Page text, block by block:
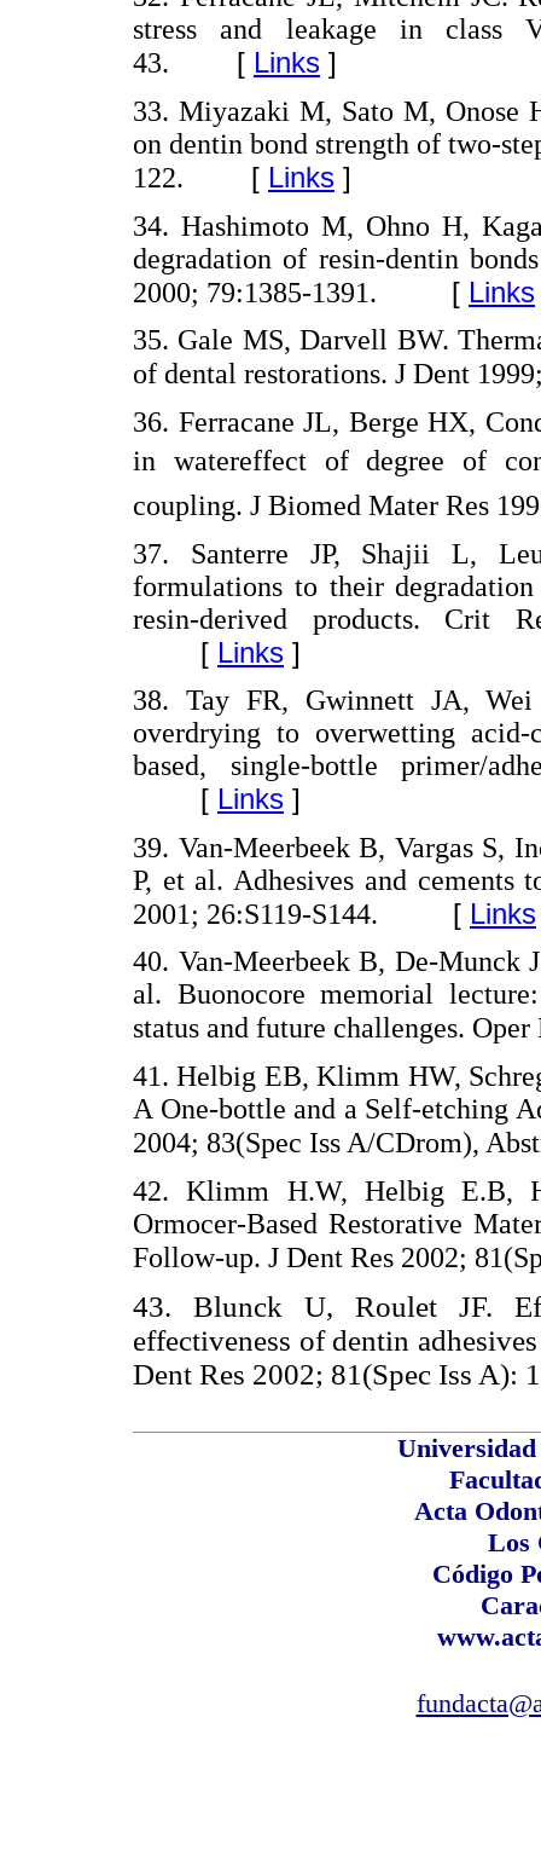
stress and leakage in class
43. [ Links ]
33. Miyazaki M, Sato M, Onose
on dentin bond strength of two-
122. [ Links ]
34. Hashimoto M, Ohno H,
degradation of resin-dentin
2000; 79:1385-1391.
[ Links
35. Gale MS, Darvell BW.
of dental restorations. J Dent
36. Ferracane JL, Berge HX,
in watereffect of degree of
coupling. J Biomed Mater Res
37. Santerre JP, Shajii L,
formulations to their
resin-derived products. Crit
[ Links ]
38. Tay FR, Gwinnett JA,
overdrying to overwetting
based, single-bottle primer/
[ Links ]
39. Van-Meerbeek B, Vargas S,
P, et al. Adhesives and cements
2001; 26:S119-S144.
[ Links
40. Van-Meerbeek B, De-Munck
al. Buonocore memorial
status and future challenges.
41. Helbig EB, Klimm HW,
A One-bottle and a Self-etching
2004; 83(Spec Iss A/CDrom),
42. Klimm H.W, Helbig E.B,
Ormocer-Based Restorative
Follow-up. J Dent Res 2002;
43. Blunck U, Roulet JF.
effectiveness of dentin
Dent Res 2002; 81(Spec Iss A):
Universidad
Acta
Los
Código